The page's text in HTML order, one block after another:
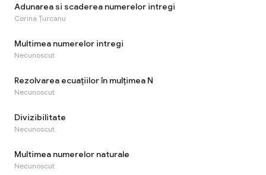
Adunarea si scaderea numerelor intregi
Corina Țurcanu
Multimea numerelor intregi
Necunoscut
Rezolvarea ecuaţiilor în mulţimea N
Necunoscut
Divizibilitate
Necunoscut
Multimea numerelor naturale
Necunoscut